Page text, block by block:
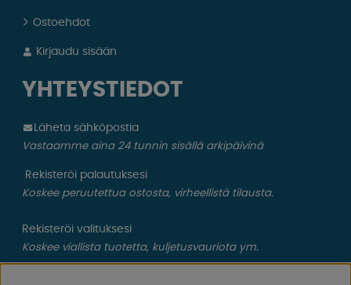
Ostoehdot
Kirjaudu sisään
YHTEYSTIEDOT
Läheta sähköpostia
Vastaamme aina 24 tunnin sisällä arkipäivinä
Rekisteröi palautuksesi
Koskee peruutettua ostosta, virheellistä tilausta.
Rekisteröi valituksesi
Koskee viallista tuotetta, kuljetusvauriota ym.